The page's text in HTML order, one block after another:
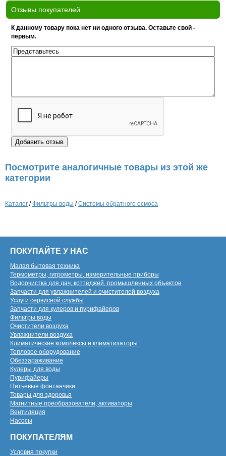
Отзывы покупателей
К данному товару пока нет ни одного отзыва. Оставьте свой -
первым.
Посмотрите аналогичные товары из этой же
категории
Каталог /Фильтры воды /Системы обратного осмоса
ПОКУПАЙТЕ У НАС
Малая бытовая техника
Термометры, гигрометры, измерительные приборы
Водоочистка для дач, коттеджей, промышленных объектов
Запчасти для увлажнителей и очистителей воздуха
Услуги сервисной службы
Запчасти для кулеров и пурифайеров
Фильтры воды
Очистители воздуха
Увлажнители воздуха
Климатические комплексы и климатизаторы
Тепловое оборудование
Обеззараживание
Кулеры для воды
Пурифайеры
Питьевые фонтанчики
Товары для здоровья
Магнитные преобразователи, активаторы
Вентиляция
Насосы
ПОКУПАТЕЛЯМ
Условия покупки